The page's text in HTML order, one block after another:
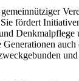
fördert
Denkmalpflege